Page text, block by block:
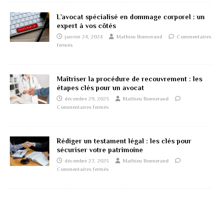
L’avocat spécialisé en dommage corporel : un
expert à vos côtés
janvier 24, 2024 Mathieu Bonnerand
Commentaires
fermés
Maîtriser la procédure de recouvrement : les
étapes clés pour un avocat
décembre 29, 2023
Mathieu Bonnerand
Commentaires fermés
Rédiger un testament légal : les clés pour
sécuriser votre patrimoine
décembre 27, 2023
Mathieu Bonnerand
Commentaires fermés